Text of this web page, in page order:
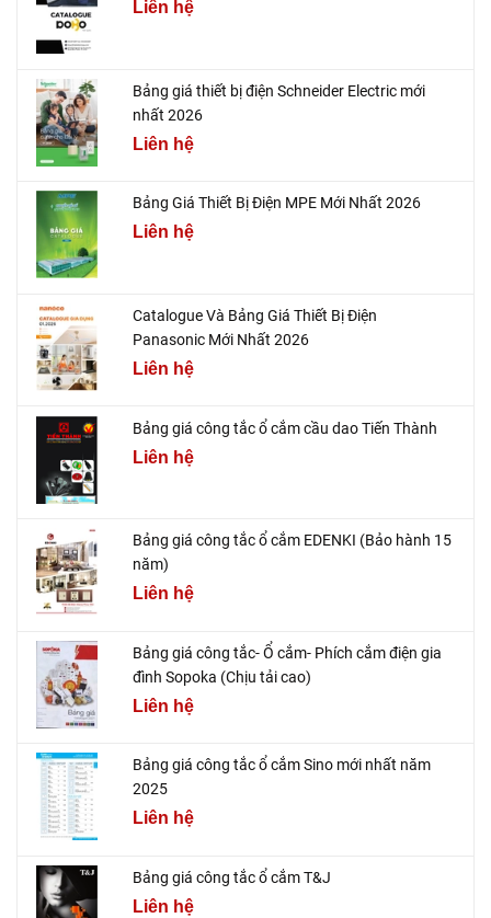
Liên hệ
Bảng giá thiết bị điện Schneider Electric mới
nhất 2026
Liên hệ
Bảng Giá Thiết Bị Điện MPE Mới Nhất 2026
Liên hệ
Catalogue Và Bảng Giá Thiết Bị Điện
Panasonic Mới Nhất 2026
Liên hệ
Bảng giá công tắc ổ cắm cầu dao Tiến Thành
Liên hệ
Bảng giá công tắc ổ cắm EDENKI (Bảo hành 15
năm)
Liên hệ
Bảng giá công tắc- Ổ cắm- Phích cắm điện gia
đình Sopoka (Chịu tải cao)
Liên hệ
Bảng giá công tắc ổ cắm Sino mới nhất năm
2025
Liên hệ
Bảng giá công tắc ổ cắm T&J
Liên hệ